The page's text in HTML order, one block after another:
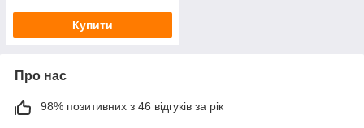
Купити
Про нас
98% позитивних з 46 відгуків за рік